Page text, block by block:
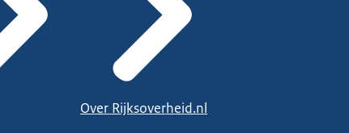
Over Rijksoverheid.nl